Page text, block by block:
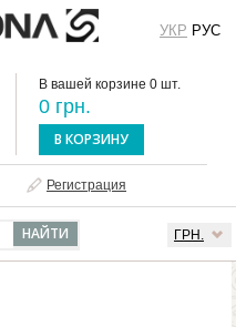
В вашей корзине 0 шт.
0 грн.
В КОРЗИНУ
Регистрация
ГРН.
УКР РУС